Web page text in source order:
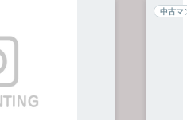
中古マ